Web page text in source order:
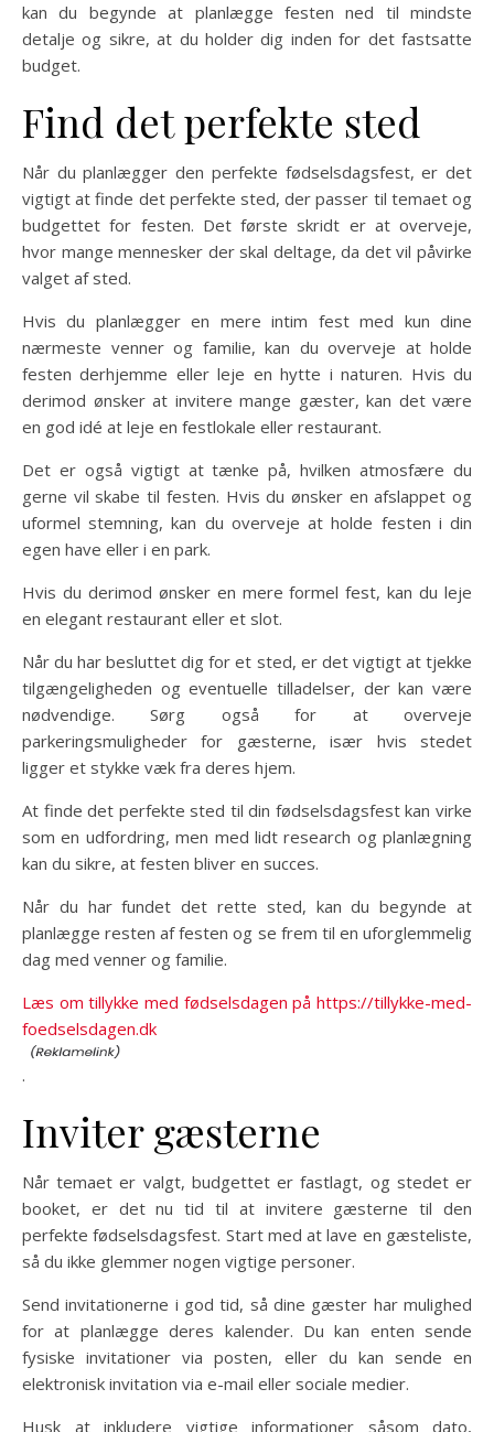
kan du begynde at planlægge festen ned til mindste
detalje og sikre, at du holder dig inden for det fastsatte
budget.
Find det perfekte sted
Når du planlægger den perfekte fødselsdagsfest, er det
vigtigt at finde det perfekte sted, der passer til temaet og
budgettet for festen. Det første skridt er at overveje,
hvor mange mennesker der skal deltage, da det vil påvirke
valget af sted.
Hvis du planlægger en mere intim fest med kun dine
nærmeste venner og familie, kan du overveje at holde
festen derhjemme eller leje en hytte i naturen. Hvis du
derimod ønsker at invitere mange gæster, kan det være
en god idé at leje en festlokale eller restaurant.
Det er også vigtigt at tænke på, hvilken atmosfære du
gerne vil skabe til festen. Hvis du ønsker en afslappet og
uformel stemning, kan du overveje at holde festen i din
egen have eller i en park.
Hvis du derimod ønsker en mere formel fest, kan du leje
en elegant restaurant eller et slot.
Når du har besluttet dig for et sted, er det vigtigt at tjekke
tilgængeligheden og eventuelle tilladelser, der kan være
nødvendige. Sørg også for at overveje
parkeringsmuligheder for gæsterne, især hvis stedet
ligger et stykke væk fra deres hjem.
At finde det perfekte sted til din fødselsdagsfest kan virke
som en udfordring, men med lidt research og planlægning
kan du sikre, at festen bliver en succes.
Når du har fundet det rette sted, kan du begynde at
planlægge resten af festen og se frem til en uforglemmelig
dag med venner og familie.
Læs om tillykke med fødselsdagen på https://tillykke-med-
foedselsdagen.dk
.
Inviter gæsterne
Når temaet er valgt, budgettet er fastlagt, og stedet er
booket, er det nu tid til at invitere gæsterne til den
perfekte fødselsdagsfest. Start med at lave en gæsteliste,
så du ikke glemmer nogen vigtige personer.
Send invitationerne i god tid, så dine gæster har mulighed
for at planlægge deres kalender. Du kan enten sende
fysiske invitationer via posten, eller du kan sende en
elektronisk invitation via e-mail eller sociale medier.
Husk at inkludere vigtige informationer såsom dato,